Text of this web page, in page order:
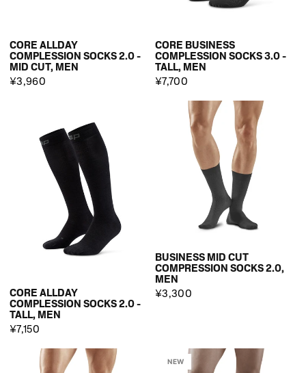
CORE ALLDAY
COMPLESSION SOCKS 2.0 -
MID CUT, MEN
¥3,960
CORE BUSINESS
COMPLESSION SOCKS 3.0 -
TALL, MEN
¥7,700
CORE ALLDAY
COMPLESSION SOCKS 2.0 -
TALL, MEN
¥7,150
BUSINESS MID CUT
COMPRESSION SOCKS 2.0,
MEN
¥3,300
NEW